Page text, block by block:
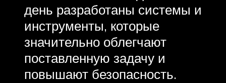
день разработаны системы и
инструменты, которые
значительно облегчают
поставленную задачу и
повышают безопасность.